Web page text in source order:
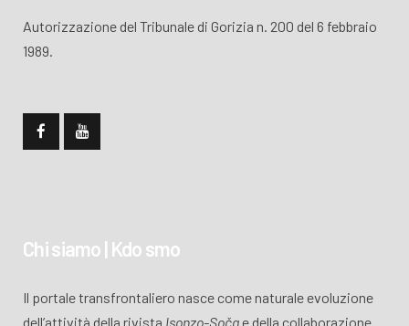
Autorizzazione del Tribunale di Gorizia n. 200 del 6 febbraio
1989.
Chi siamo | Kdo smo
Il portale transfrontaliero nasce come naturale evoluzione
dell’attività della rivista Isonzo-Sočae della collaborazione